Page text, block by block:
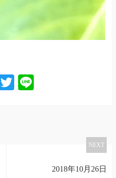
Facebook
Twitter
NEXT
2018年10月26日